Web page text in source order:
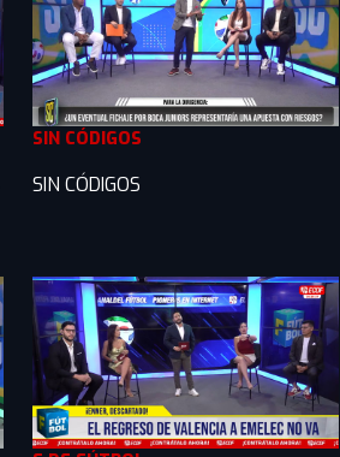
SIN CÓDIGOS
SIN CÓDIGOS